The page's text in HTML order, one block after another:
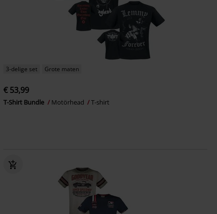
3-delige set Grote maten
€ 53,99
T-Shirt Bundle Motörhead T-shirt